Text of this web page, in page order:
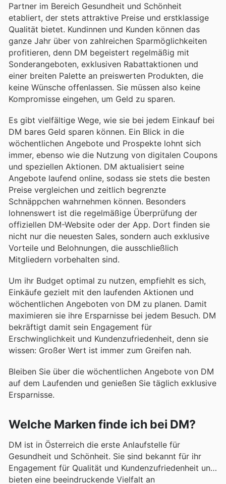
Partner im Bereich Gesundheit und Schönheit
etabliert, der stets attraktive Preise und erstklassige
Qualität bietet. Kundinnen und Kunden können das
ganze Jahr über von zahlreichen Sparmöglichkeiten
profitieren, denn DM begeistert regelmäßig mit
Sonderangeboten, exklusiven Rabattaktionen und
einer breiten Palette an preiswerten Produkten, die
keine Wünsche offenlassen. Sie müssen also keine
Kompromisse eingehen, um Geld zu sparen.
Es gibt vielfältige Wege, wie sie bei jedem Einkauf bei
DM bares Geld sparen können. Ein Blick in die
wöchentlichen Angebote und Prospekte lohnt sich
immer, ebenso wie die Nutzung von digitalen Coupons
und speziellen Aktionen. DM aktualisiert seine
Angebote laufend online, sodass sie stets die besten
Preise vergleichen und zeitlich begrenzte
Schnäppchen wahrnehmen können. Besonders
lohnenswert ist die regelmäßige Überprüfung der
offiziellen DM-Website oder der App. Dort finden sie
nicht nur die neuesten Sales, sondern auch exklusive
Vorteile und Belohnungen, die ausschließlich
Mitgliedern vorbehalten sind.
Um ihr Budget optimal zu nutzen, empfiehlt es sich,
Einkäufe gezielt mit den laufenden Aktionen und
wöchentlichen Angeboten von DM zu planen. Damit
maximieren sie ihre Ersparnisse bei jedem Besuch. DM
bekräftigt damit sein Engagement für
Erschwinglichkeit und Kundenzufriedenheit, denn sie
wissen: Großer Wert ist immer zum Greifen nah.
Bleiben Sie über die wöchentlichen Angebote von DM
auf dem Laufenden und genießen Sie täglich exklusive
Ersparnisse.
Welche Marken finde ich bei DM?
DM ist in Österreich die erste Anlaufstelle für
Gesundheit und Schönheit. Sie sind bekannt für ihr
Engagement für Qualität und Kundenzufriedenheit und
bieten eine beeindruckende Vielfalt an